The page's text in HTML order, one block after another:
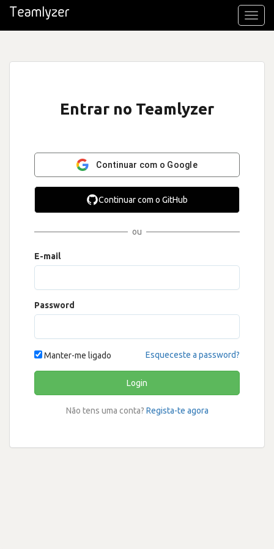
Entrar no Teamlyzer
Continuar com o Google
Continuar com o GitHub
ou
E-mail
Password
Manter-me ligado Esqueceste a password?
Login
Não tens uma conta? Regista-te agora